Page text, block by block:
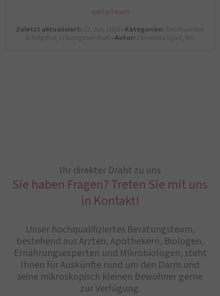
weiterlesen
Zuletzt aktualisiert: 22. Juni 2026 •Kategorien: Beschwerden
& Ratgeber, Frauengesundheit •Autor: Florentina Sgarz, BA
Ihr direkter Draht zu uns
Sie haben Fragen? Treten Sie mit uns
in Kontakt!
Unser hochqualifiziertes Beratungsteam,
bestehend aus Ärzten, Apothekern, Biologen,
Ernährungsexperten und Mikrobiologen, steht
Ihnen für Auskünfte rund um den Darm und
seine mikroskopisch kleinen Bewohner gerne
zur Verfügung.